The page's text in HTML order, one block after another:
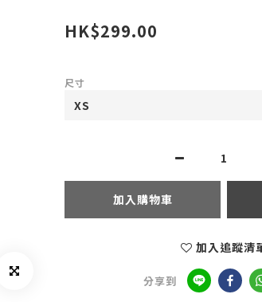
HK$299.00
尺寸
加入購物車
加入追蹤清
分享到